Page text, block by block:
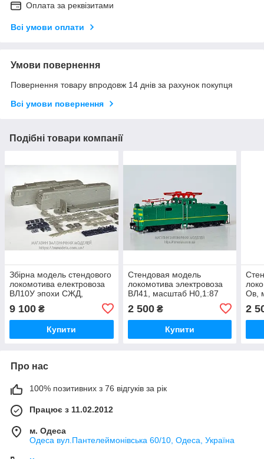
Оплата за реквізитами
Всі умови оплати
Умови повернення
Повернення товару впродовж 14 днів за рахунок покупця
Всі умови повернення
Подібні товари компанії
Збiрна модель стендового
локомотива електровоза
ВЛ10У эпохи СЖД,
9 100 ₴
Купити
Стендовая модель
локомотива электровоза
ВЛ41, масштаб H0,1:87
2 500₴
Купити
Ов,
2
Про нас
100% позитивних з 76 відгуків за рік
Працює з 11.02.2012
м. Одеса
Одеса вул.Пантелеймонівська 60/10, Одеса, Україна